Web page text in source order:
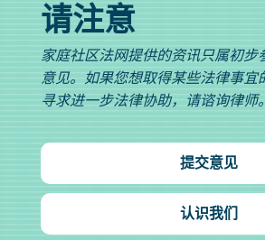
请注意
家庭社区法网提供的资讯只属初步
意见。如果您想取得某些法律事宜
寻求进一步法律协助，请谘询律师。
提交意见
认识我们